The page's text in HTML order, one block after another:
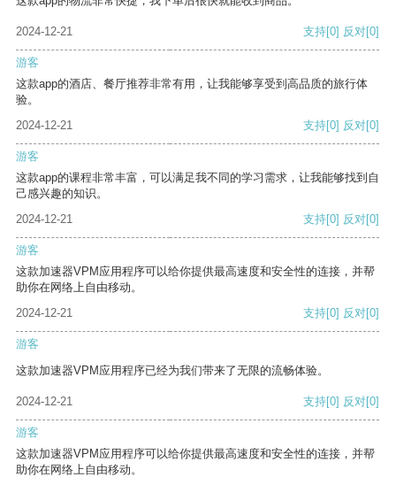
2024-12-21 支持[0] 反对[0]
游客
这款app的酒店、餐厅推荐非常有用，让我能够享受到高品质的旅行体
验。
2024-12-21
支持[0] 反对[0]
游客
这款app的课程非常丰富，可以满足我不同的学习需求，让我能够找到自
己感兴趣的知识。
2024-12-21
支持[0] 反对[0]
游客
这款加速器VPM应用程序可以给你提供最高速度和安全性的连接，并帮
助你在网络上自由移动。
2024-12-21
支持[0] 反对[0]
游客
这款加速器VPM应用程序已经为我们带来了无限的流畅体验。
2024-12-21 支持[0] 反对[0]
游客
这款加速器VPM应用程序可以给你提供最高速度和安全性的连接，并帮
助你在网络上自由移动。